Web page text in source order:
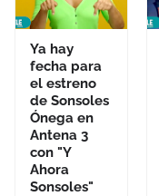
Ya hay
fecha para
el estreno
de Sonsoles
Ónega en
Antena 3
con "Y
Ahora
Sonsoles"